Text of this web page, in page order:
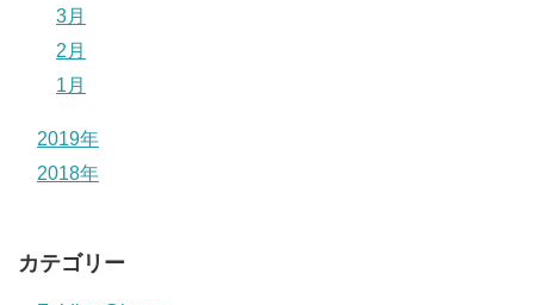
3月
2月
1月
2019年
2018年
カテゴリー